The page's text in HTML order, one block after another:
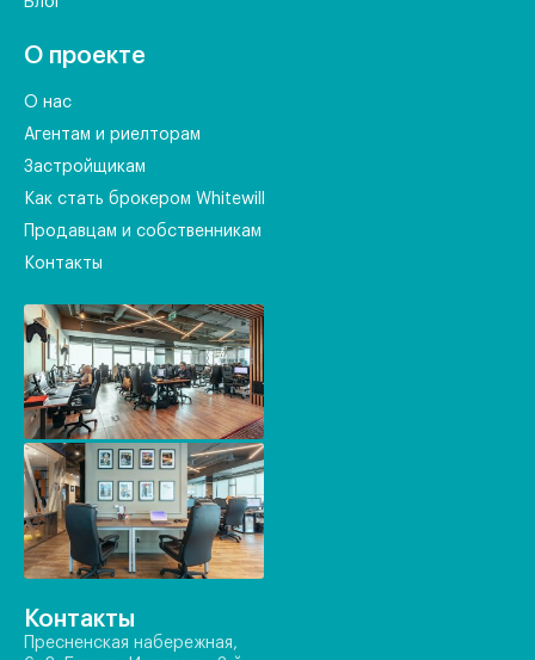
О проекте
О нас
Агентам и риелторам
Застройщикам
Как стать брокером Whitewill
Продавцам и собственникам
Контакты
Контакты
Пресненская набережная,